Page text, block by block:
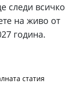
следи всичко
на живо от
година.
статия